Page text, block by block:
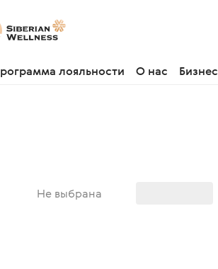
лояльности О нас Бизнес
Не выбрана